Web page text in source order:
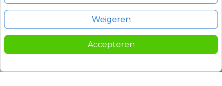
Weigeren
Accepteren